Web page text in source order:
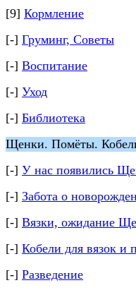
[9] Кормление
[-] Груминг, Cоветы
[-] Воспитание
[-] Уход
[-] Библиотека
Щенки. Помëты.
[-] У нас появились
[-] Забота о
[-] Вязки, ожидание
[-] Кобели для вязок и
[-] Разведение